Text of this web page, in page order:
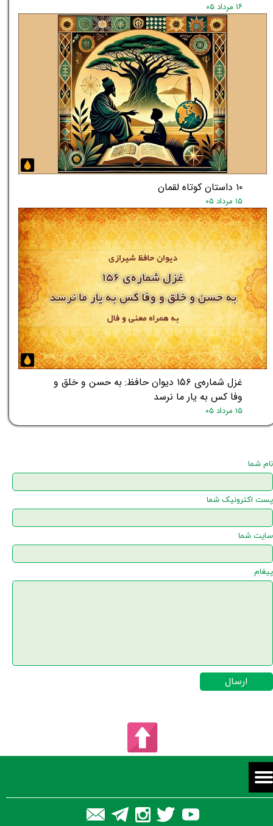
★★
۱۶ مرداد ۰۵
۱۰ داستان کوتاه لقمان
۱۵ مرداد ۰۵
غزل شماره‌ی ۱۵۶ دیوان حافظ: به حسن و خلق و
وفا کس به یار ما نرسد
۱۵ مرداد ۰۵
نام شما
پست اکترونیک شما
سایت شما
پیغام
ارسال